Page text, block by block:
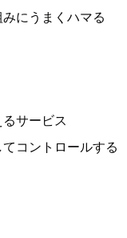
にうまくハマる
サービス
コントロールする